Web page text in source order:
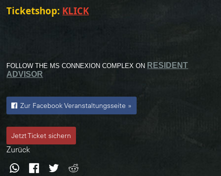
Ticketshop: KLICK
FOLLOW THE MS CONNEXION COMPLEX ON RESIDENT
ADVISOR
Zur Facebook Veranstaltungsseite »
Jetzt Ticket sichern
Zurück
WhatsAppFacebook
Twitter